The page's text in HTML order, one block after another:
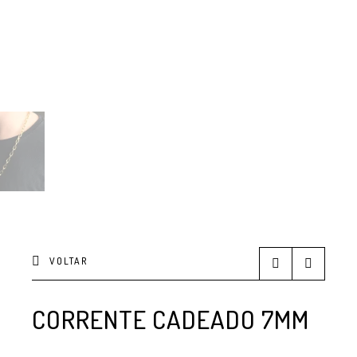
VOLTAR
CORRENTE CADEADO 7MM